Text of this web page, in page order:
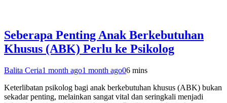
Seberapa Penting Anak Berkebutuhan
Khusus (ABK) Perlu ke Psikolog
Balita Ceria1 month ago1 month ago06 mins
Keterlibatan psikolog bagi anak berkebutuhan khusus (ABK) bukan
sekadar penting, melainkan sangat vital dan seringkali menjadi